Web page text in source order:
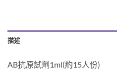
描述
AB抗原試劑1ml(約15人份)